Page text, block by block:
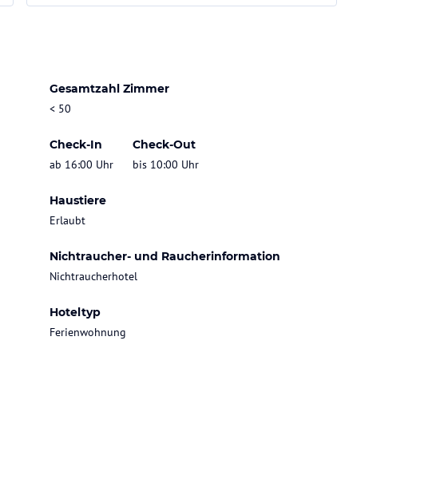
Gesamtzahl Zimmer
< 50
Check-In
ab 16:00 Uhr
Check-Out
bis 10:00 Uhr
Haustiere
Erlaubt
Nichtraucher- und Raucherinformation
Nichtraucherhotel
Hoteltyp
Ferienwohnung